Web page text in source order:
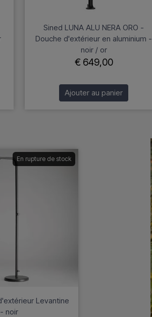
Sined LUNA ALU NERA ORO -
Douche d'extérieur en aluminium -
noir / or
€ 649,00
Ajouter au panier
En rupture de stock
Levantine
- noir